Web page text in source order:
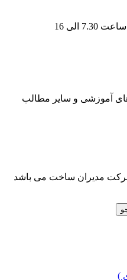
الی 16
های آموزشی و سایر مطالب
مدیران ساخت می باشد
)